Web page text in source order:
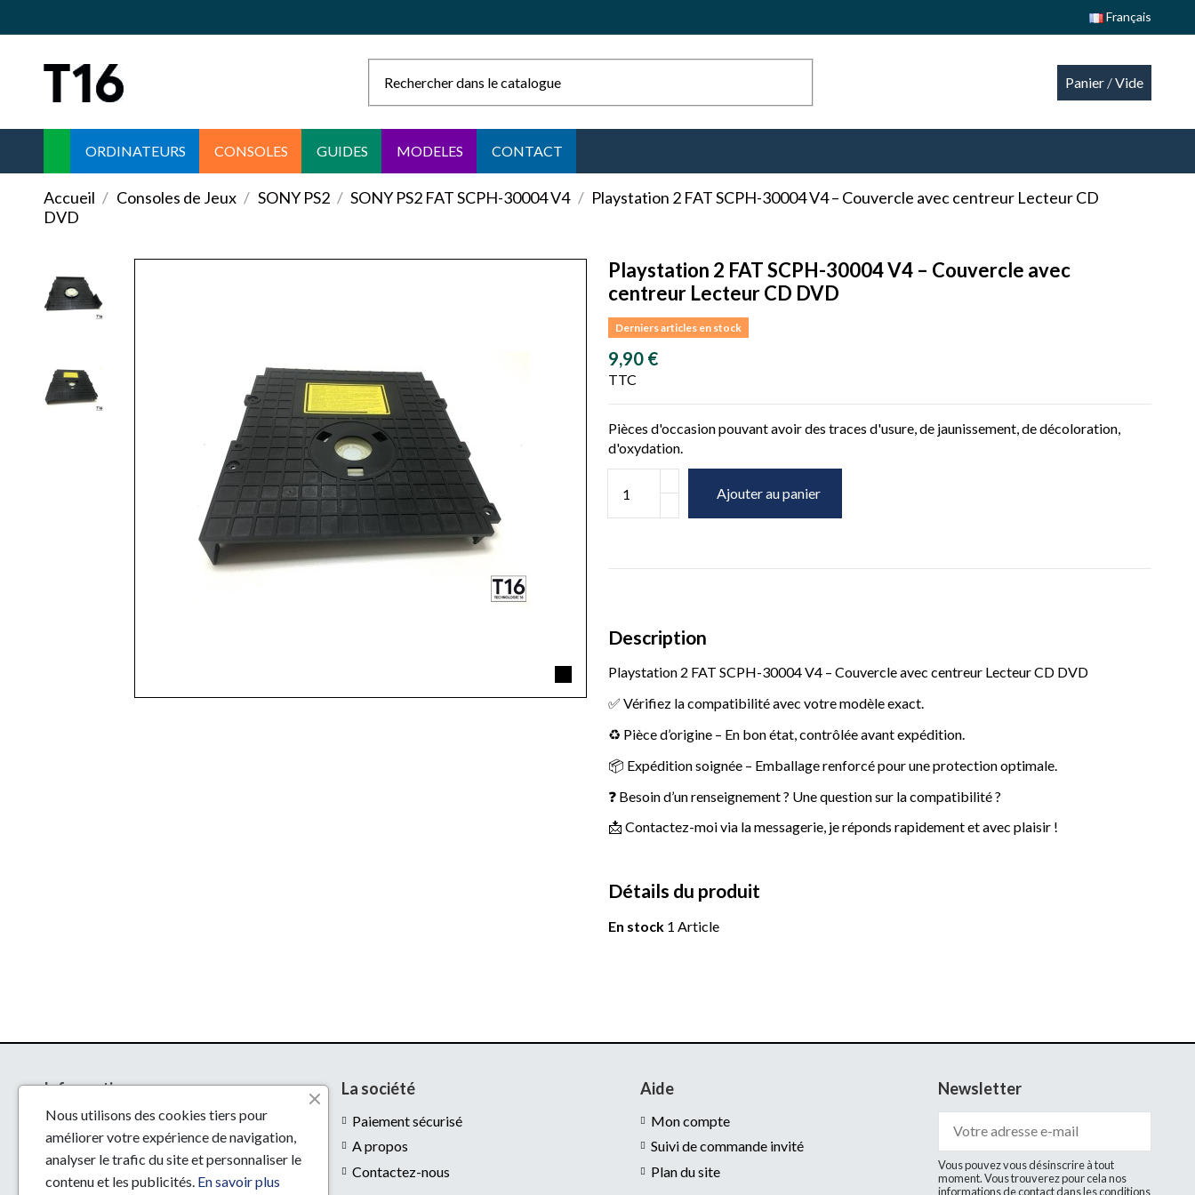
Français
Panier /Vide
ORDINATEURS CONSOLES GUIDES MODELES CONTACT
Accueil Consoles de Jeux SONY PS2 SONY PS2 FAT SCPH-30004 V4
Playstation 2 FAT SCPH-30004 V4 – Couvercle avec centreur Lecteur CD
DVD
Playstation 2 FAT SCPH-30004 V4 – Couvercle avec
centreur Lecteur CD DVD
Derniers articles en stock
9,90 €
TTC
Pièces d'occasion pouvant avoir des traces d'usure, de jaunissement, de décoloration,
d'oxydation.
Ajouter au panier
Description
Playstation 2 FAT SCPH-30004 V4 – Couvercle avec centreur Lecteur CD DVD
✅ Vérifiez la compatibilité avec votre modèle exact.
♻️ Pièce d’origine – En bon état, contrôlée avant expédition.
📦 Expédition soignée – Emballage renforcé pour une protection optimale.
❓ Besoin d’un renseignement ? Une question sur la compatibilité ?
📩 Contactez-moi via la messagerie, je réponds rapidement et avec plaisir !
Détails du produit
En stock 1 Article
Informations
Livraison
Mentions légales
Conditions d'utilisation
La société
Paiement sécurisé
A propos
Contactez-nous
Aide
Mon compte
Suivi de commande invité
Plan du site
Newsletter
Vous pouvez vous désinscrire à tout
moment. Vous trouverez pour cela nos
informations de contact dans les conditions
Nous utilisons des cookies tiers pour
améliorer votre expérience de navigation,
analyser le trafic du site et personnaliser le
contenu et les publicités. En savoir plus